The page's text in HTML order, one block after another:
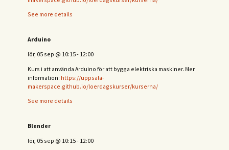
See more details
Arduino
lör, 05 sep @ 10:15- 12:00
Kurs i att använda Arduino för att bygga elektriska maskiner. Mer
information: https://uppsala-
makerspace.github.io/loerdagskurser/kurserna/
See more details
Blender
lör, 05 sep @ 10:15- 12:00